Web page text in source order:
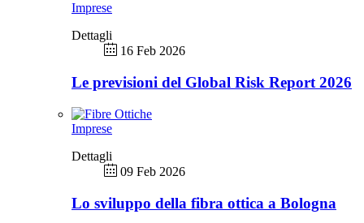
Imprese
Dettagli
16 Feb 2026
Le previsioni del Global Risk Report 2026
Imprese
Dettagli
09 Feb 2026
Lo sviluppo della fibra ottica a Bologna